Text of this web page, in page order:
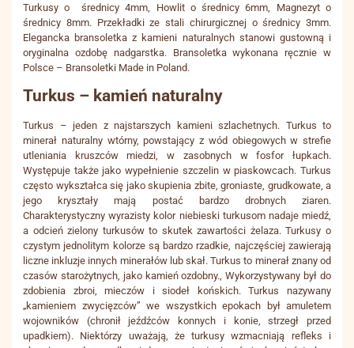
Turkusy o średnicy 4mm, Howlit o średnicy 6mm, Magnezyt o
średnicy 8mm. Przekładki ze stali chirurgicznej o średnicy 3mm.
Elegancka bransoletka z kamieni naturalnych stanowi gustowną i
oryginalna ozdobę nadgarstka. Bransoletka wykonana ręcznie w
Polsce – Bransoletki Made in Poland.
Turkus – kamień naturalny
Turkus – jeden z najstarszych kamieni szlachetnych. Turkus to
minerał naturalny wtórny, powstający z wód obiegowych w strefie
utleniania kruszców miedzi, w zasobnych w fosfor łupkach.
Występuje także jako wypełnienie szczelin w piaskowcach. Turkus
często wykształca się jako skupienia zbite, groniaste, grudkowate, a
jego kryształy mają postać bardzo drobnych ziaren.
Charakterystyczny wyrazisty kolor niebieski turkusom nadaje miedź,
a odcień zielony turkusów to skutek zawartości żelaza. Turkusy o
czystym jednolitym kolorze są bardzo rzadkie, najczęściej zawierają
liczne inkluzje innych minerałów lub skał. Turkus to minerał znany od
czasów starożytnych, jako kamień ozdobny., Wykorzystywany był do
zdobienia zbroi, mieczów i siodeł końskich. Turkus nazywany
„kamieniem zwycięzców” we wszystkich epokach był amuletem
wojowników (chronił jeźdźców konnych i konie, strzegł przed
upadkiem). Niektórzy uważają, że turkusy wzmacniają refleks i